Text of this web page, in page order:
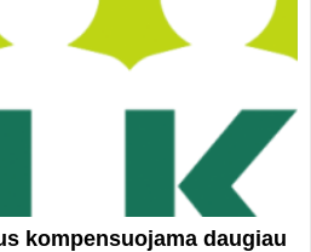
kompensuojama daugiau